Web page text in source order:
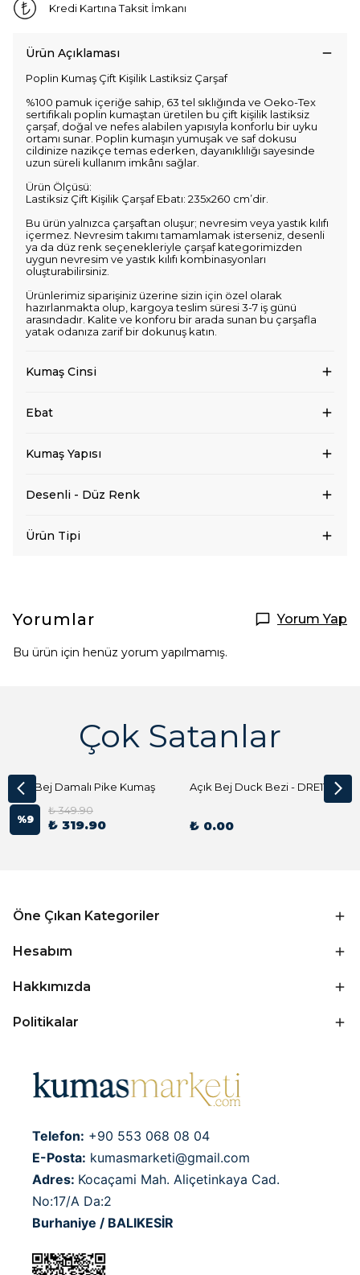
Kredi Kartına Taksit İmkanı
Ürün Açıklaması
Poplin Kumaş Çift Kişilik Lastiksiz Çarşaf
%100 pamuk içeriğe sahip, 63 tel sıklığında ve Oeko-Tex
sertifikalı poplin kumaştan üretilen bu çift kişilik lastiksiz
çarşaf, doğal ve nefes alabilen yapısıyla konforlu bir uyku
ortamı sunar. Poplin kumaşın yumuşak ve saf dokusu
cildinize nazikçe temas ederken, dayanıklılığı sayesinde
uzun süreli kullanım imkânı sağlar.
Ürün Ölçüsü:
Lastiksiz Çift Kişilik Çarşaf Ebatı: 235x260 cm’dir.
Bu ürün yalnızca çarşaftan oluşur; nevresim veya yastık kılıfı
içermez. Nevresim takımı tamamlamak isterseniz, desenli
ya da düz renk seçenekleriyle çarşaf kategorimizden
uygun nevresim ve yastık kılıfı kombinasyonları
oluşturabilirsiniz.
Ürünlerimiz siparişiniz üzerine sizin için özel olarak
hazırlanmakta olup, kargoya teslim süresi 3-7 iş günü
arasındadır. Kalite ve konforu bir arada sunan bu çarşafla
yatak odanıza zarif bir dokunuş katın.
Kumaş Cinsi
Ebat
Kumaş Yapısı
Desenli - Düz Renk
Ürün Tipi
Yorumlar Yorum Yap
Bu ürün için henüz yorum yapılmamış.
Çok Satanlar
Açık Bej Damalı Pike Kumaş
%9
₺ 349.90
₺ 319.90
Açık Bej Duck Bezi - DRE1144 Kumaş Peçete
₺ 0.00
Öne Çıkan Kategoriler
Hesabım
Hakkımızda
Politikalar
Telefon: +90 553 068 08 04
E-Posta: kumasmarketi@gmail.com
Adres: Kocaçami Mah. Aliçetinkaya Cad.
No:17/A Da:2
Burhaniye / BALIKESİR